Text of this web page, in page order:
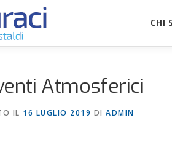
CHI
Atmosferici
IL 16 LUGLIO 2019 DI ADMIN